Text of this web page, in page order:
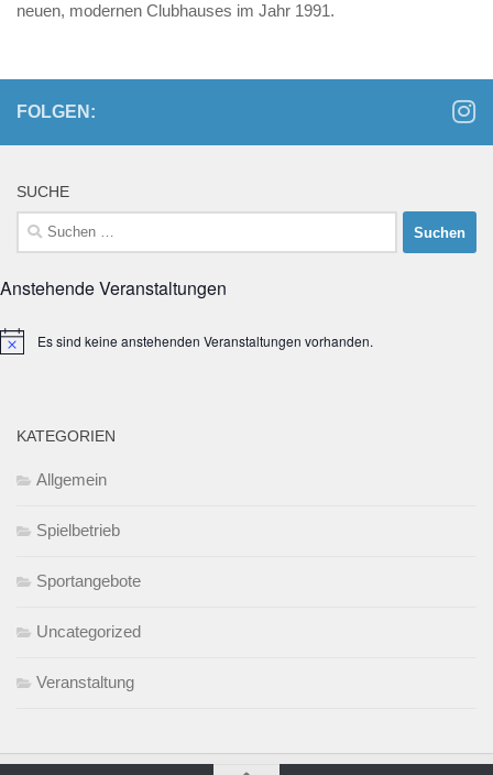
neuen, modernen Clubhauses im Jahr 1991.
FOLGEN:
SUCHE
Suchen
nach:
Anstehende Veranstaltungen
HinweisEs sind keine anstehenden Veranstaltungen vorhanden.
KATEGORIEN
Allgemein
Spielbetrieb
Sportangebote
Uncategorized
Veranstaltung